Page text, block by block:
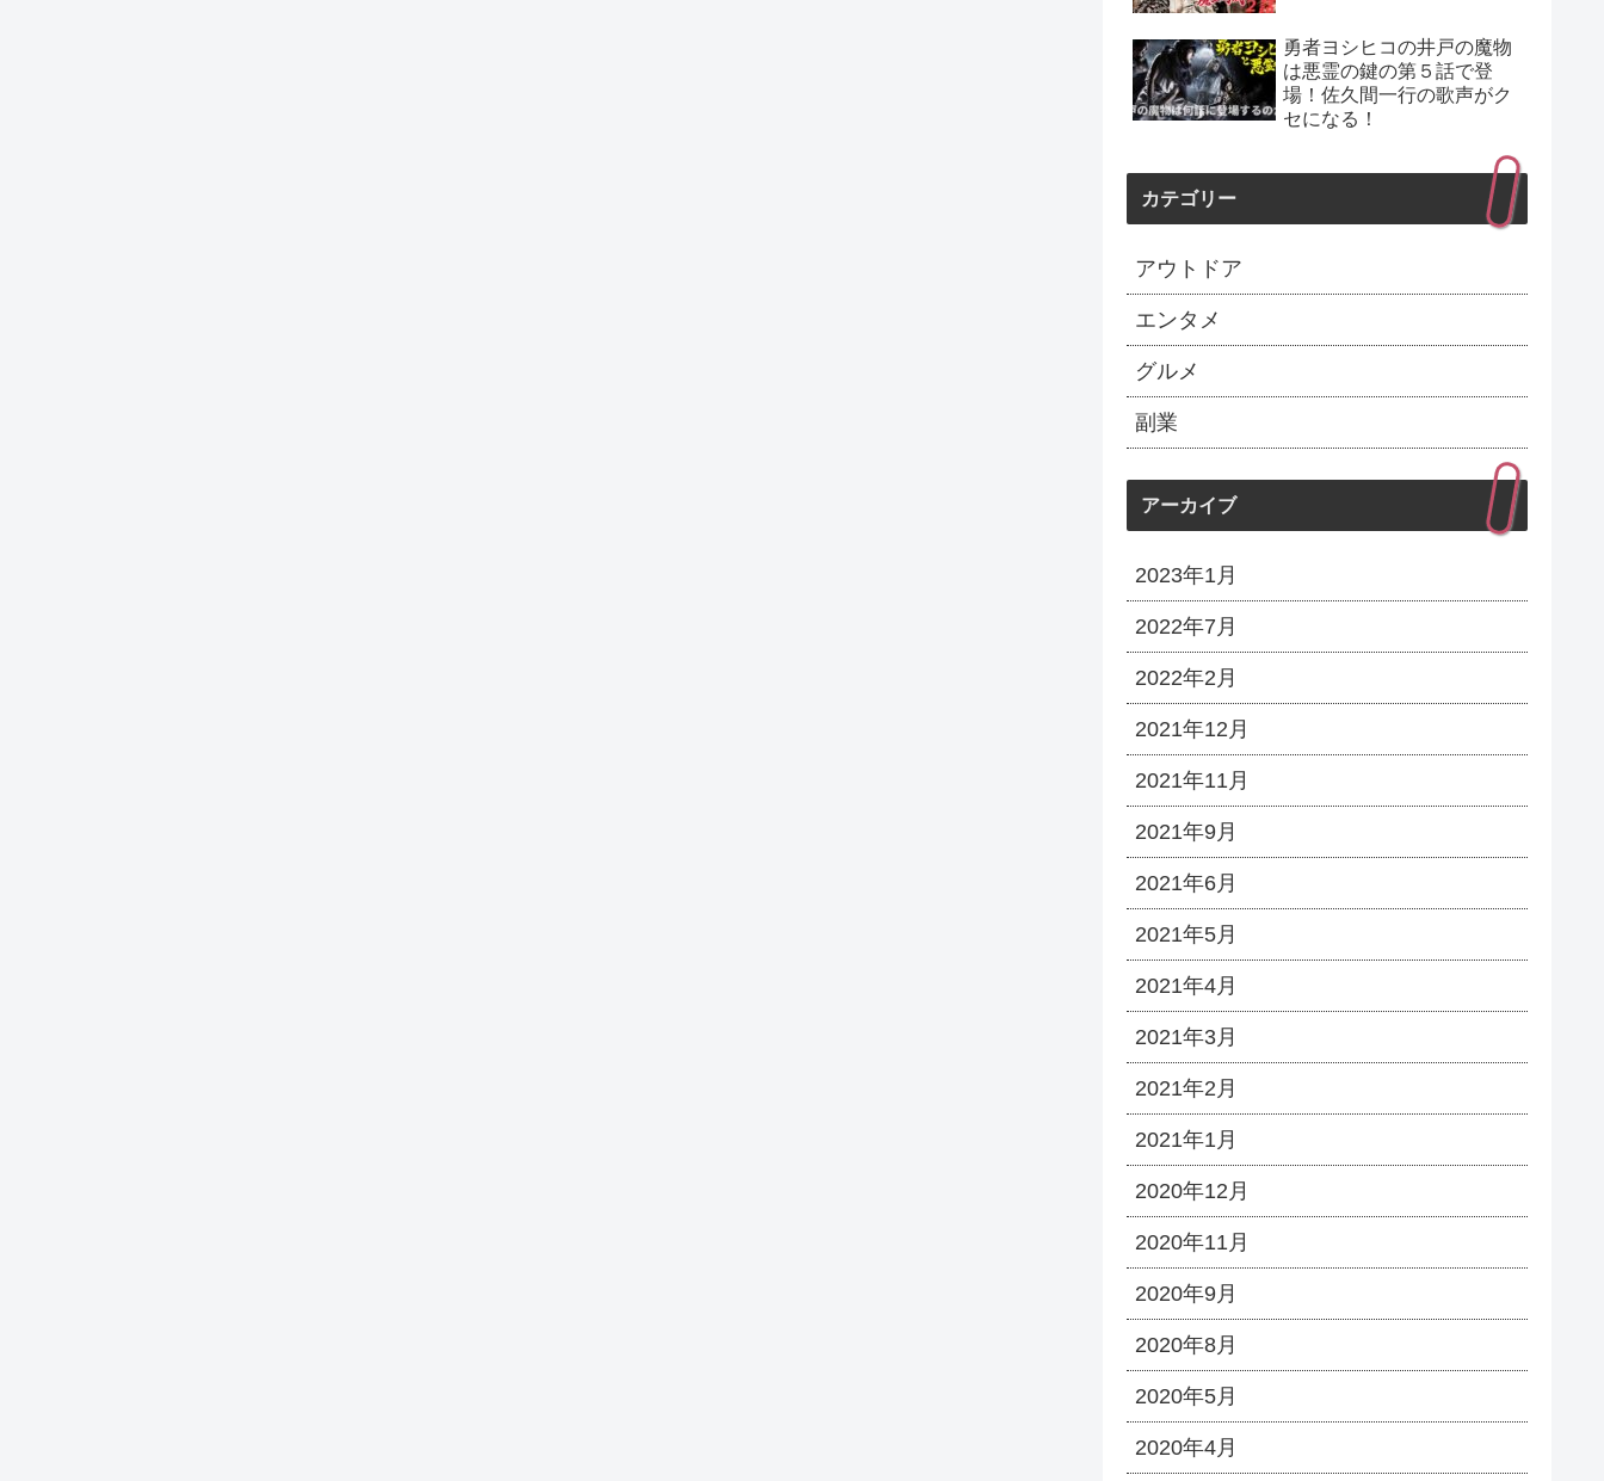
勇者ヨシヒコの井戸の魔物
は悪霊の鍵の第５話で登
場！佐久間一行の歌声がク
セになる！
カテゴリー
アウトドア
エンタメ
グルメ
副業
アーカイブ
2023年1月
2022年7月
2022年2月
2021年12月
2021年11月
2021年9月
2021年6月
2021年5月
2021年4月
2021年3月
2021年2月
2021年1月
2020年12月
2020年11月
2020年9月
2020年8月
2020年5月
2020年4月